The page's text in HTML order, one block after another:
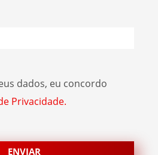
dados, eu concordo
Privacidade.